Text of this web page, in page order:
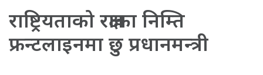
राष्ट्रियताको रक्षाका निम्ति
फ्रन्टलाइनमा छु प्रधानमन्त्री